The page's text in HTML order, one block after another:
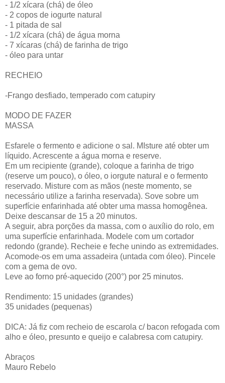
- 1/2 xícara (chá) de óleo
- 2 copos de iogurte natural
- 1 pitada de sal
- 1/2 xícara (chá) de água morna
- 7 xícaras (chá) de farinha de trigo
- óleo para untar
RECHEIO
-Frango desfiado, temperado com catupiry
MODO DE FAZER
MASSA
Esfarele o fermento e adicione o sal. MIsture até obter um
líquido. Acrescente a água morna e reserve.
Em um recipiente (grande), coloque a farinha de trigo
(reserve um pouco), o óleo, o iorgute natural e o fermento
reservado. Misture com as mãos (neste momento, se
necessário utilize a farinha reservada). Sove sobre um
superfície enfarinhada até obter uma massa homogênea.
Deixe descansar de 15 a 20 minutos.
A seguir, abra porções da massa, com o auxílio do rolo, em
uma superfície enfarinhada. Modele com um cortador
redondo (grande). Recheie e feche unindo as extremidades.
Acomode-os em uma assadeira (untada com óleo). Pincele
com a gema de ovo.
Leve ao forno pré-aquecido (200°) por 25 minutos.
Rendimento: 15 unidades (grandes)
35 unidades (pequenas)
DICA: Já fiz com recheio de escarola c/ bacon refogada com
alho e óleo, presunto e queijo e calabresa com catupiry.
Abraços
Mauro Rebelo